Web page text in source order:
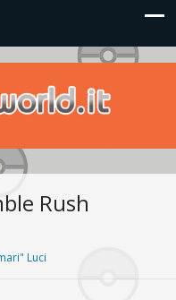
Pokémon e Nintendo
Rush
Luci